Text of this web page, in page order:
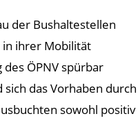
der Bushaltestellen
in ihrer Mobilität
ÖPNV spürbar
das Vorhaben durch
sowohl positiv